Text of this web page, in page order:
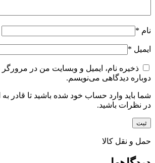
نام *
ایمیل *
ذخیره نام، ایمیل و وبسایت من در مرورگر
دوباره دیدگاهی می‌نویسم.
شما باید وارد حساب خود شده باشید تا قادر
در نظرات باشید.
حمل و نقل کالا